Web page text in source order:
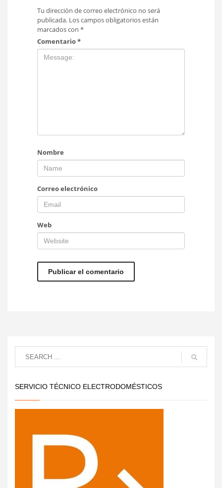
Tu dirección de correo electrónico no será
publicada. Los campos obligatorios están
marcados con *
Comentario*
Nombre
Correo electrónico
Web
SERVICIO TÉCNICO ELECTRODOMÉSTICOS